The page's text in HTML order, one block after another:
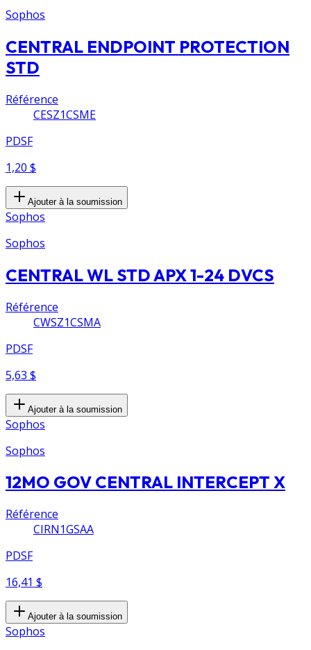
Sophos
CENTRAL ENDPOINT PROTECTION
STD
Référence
CESZ1CSME
PDSF
1,20 $
Ajouter à la soumission
Sophos
Sophos
CENTRAL WL STD APX 1-24 DVCS
Référence
CWSZ1CSMA
PDSF
5,63 $
Ajouter à la soumission
Sophos
Sophos
12MO GOV CENTRAL INTERCEPT X
Référence
CIRN1GSAA
PDSF
16,41 $
Ajouter à la soumission
Sophos